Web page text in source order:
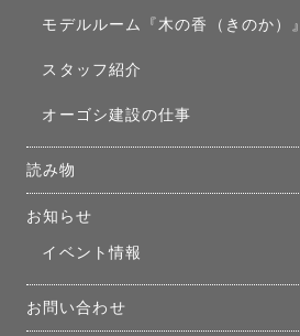
モデルルーム『木の香（きのか）』
スタッフ紹介
オーゴシ建設の仕事
読み物
お知らせ
イベント情報
お問い合わせ